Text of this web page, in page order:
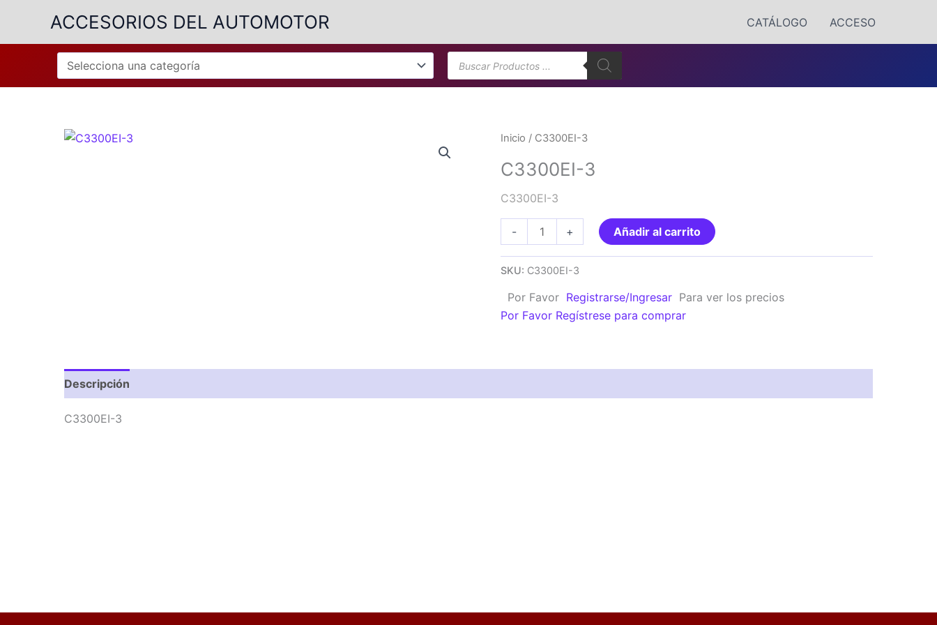
contenido
ACCESORIOS DEL AUTOMOTOR CATÁLOGO ACCESO
Búsqueda
de
productos
Inicio / C3300EI-3
C3300EI-3
C3300EI-3
-
C3300EI-
3
cantidad
+ Añadir al carrito
SKU: C3300EI-3
Por Favor Registrarse/Ingresar Para ver los precios
Por Favor Regístrese para comprar
Descripción
C3300EI-3